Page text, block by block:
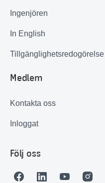
Ingenjören
In English
Tillgänglighetsredogörelse
Medlem
Kontakta oss
Inloggat
Följ oss